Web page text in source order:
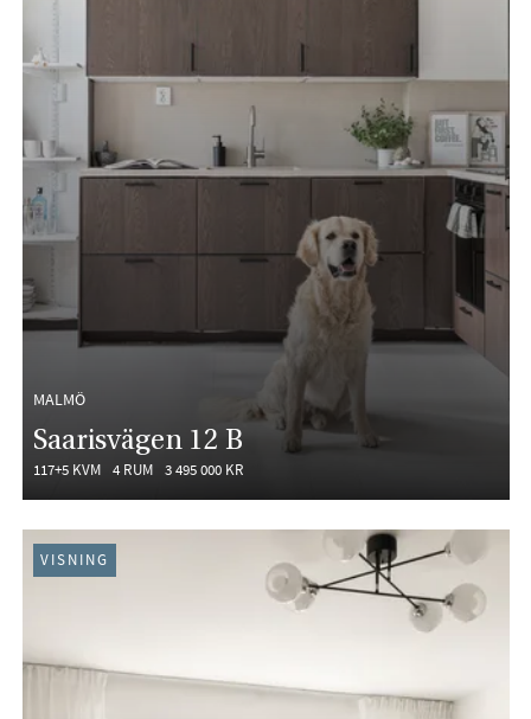
MALMÖ
Saarisvägen 12 B
117+5 KVM 4 RUM 3 495 000 KR
VISNING